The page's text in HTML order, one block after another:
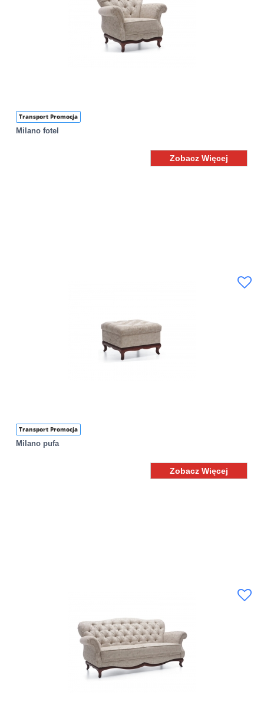
Transport Promocja
Milano fotel
Zobacz Więcej
Transport Promocja
Milano pufa
Zobacz Więcej